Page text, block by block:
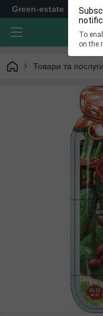
To
on the
Green-estate
Товари та послуги